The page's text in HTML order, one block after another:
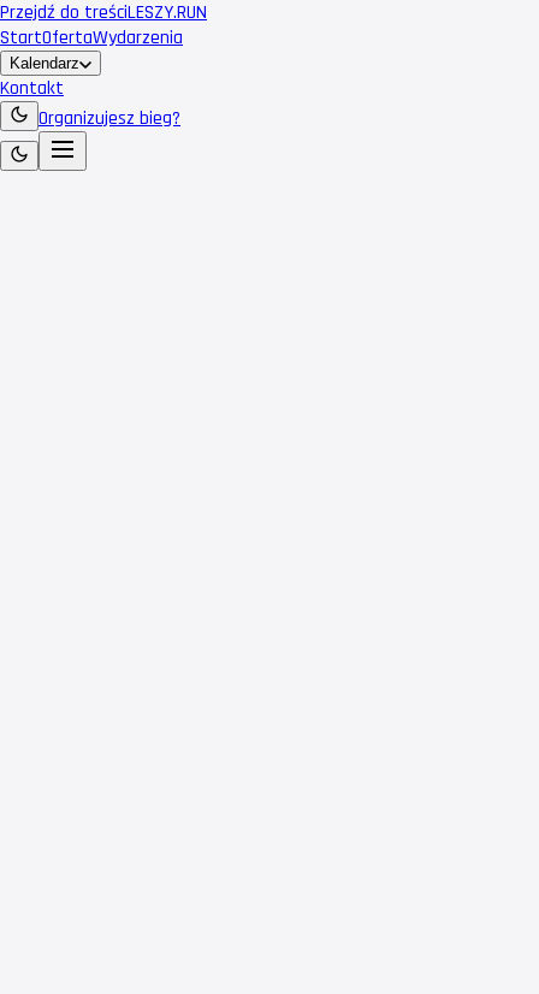
Przejdź do treściLESZY.RUN
StartOfertaWydarzenia
Kalendarz
Kontakt
Organizujesz bieg?